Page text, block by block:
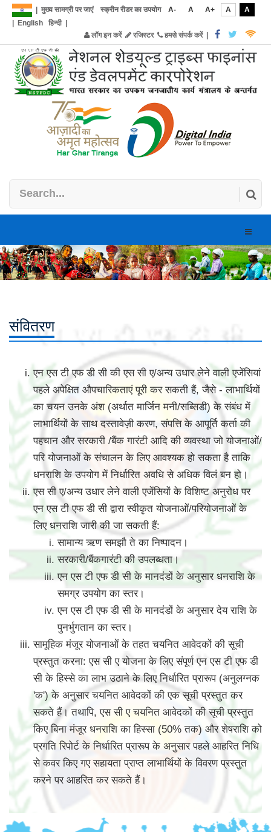
मुख्य सामग्री पर जाएं स्क्रीन रीडर का उपयोग A- A A+ A
A
English हिन्दी|
लॉग इन करें
रजिस्टर हमसे संपर्क करें|
Toggle
संवितरण
एन एस टी एफ डी सी की एस सी ए/अन्य उधार लेने वाली एजेंसियां
पहले अपेक्षित औपचारिकताएं पूरी कर सकती हैं, जैसे - लाभार्थियों
का चयन उनके अंश (अर्थात मार्जिन मनी/सब्सिडी) के संबंध में
लाभार्थियों के साथ दस्तावेज़ी करण, संपत्ति के आपूर्ति कर्ता की
पहचान और सरकारी /बैंक गारंटी आदि की व्यवस्था जो योजनाओं/
परि योजनाओं के संचालन के लिए आवश्यक हो सकता है ताकि
धनराशि के उपयोग में निर्धारित अवधि से अधिक विलं बन हो।
एस सी ए/अन्य उधार लेने वाली एजेंसियों के विशिष्ट अनुरोध पर
एन एस टी एफ डी सी द्वारा स्वीकृत योजनाओं/परियोजनाओं के
लिए धनराशि जारी की जा सकती हैं:
सामान्य ऋण समझौ ते का निष्पादन।
सरकारी/बैंकगारंटी की उपलब्धता।
एन एस टी एफ डी सी के मानदंडों के अनुसार धनराशि के
समग्र उपयोग का स्तर।
एन एस टी एफ डी सी के मानदंडों के अनुसार देय राशि के
पुनर्भुगतान का स्तर।
सामूहिक मंजूर योजनाओं के तहत चयनित आवेदकों की सूची
प्रस्तुत करना: एस सी ए योजना के लिए संपूर्ण एन एस टी एफ डी
सी के हिस्से का लाभ उठाने के लिए निर्धारित प्रारूप (अनुलग्नक
'क') के अनुसार चयनित आवेदकों की एक सूची प्रस्तुत कर
सकते हैं। तथापि, एस सी ए चयनित आवेदकों की सूची प्रस्तुत
किए बिना मंजूर धनराशि का हिस्सा (50% तक) और शेषराशि को
प्रगति रिपोर्ट के निर्धारित प्रारूप के अनुसार पहले आहरित निधि
से कवर किए गए सहायता प्राप्त लाभार्थियों के विवरण प्रस्तुत
करने पर आहरित कर सकते हैं।